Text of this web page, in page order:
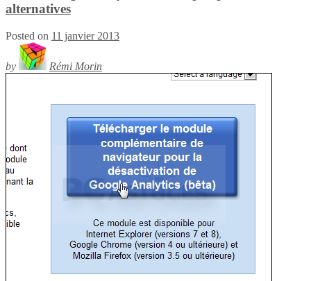
alternatives
Posted on 11 janvier 2013
by Rémi Morin